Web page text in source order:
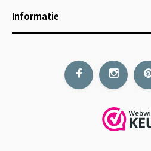
Informatie